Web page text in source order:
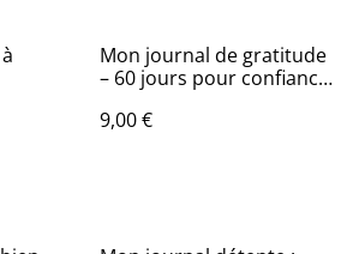
Mon journal de gratitude
– 60 jours pour confiance
9,00 €